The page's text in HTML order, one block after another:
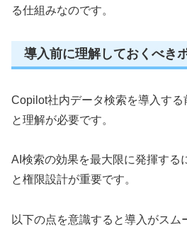
る仕組みなのです。
導入前に理解しておくべき
Copilot社内データ検索を導入す
と理解が必要です。
AI検索の効果を最大限に発揮する
と権限設計が重要です。
以下の点を意識すると導入がスム